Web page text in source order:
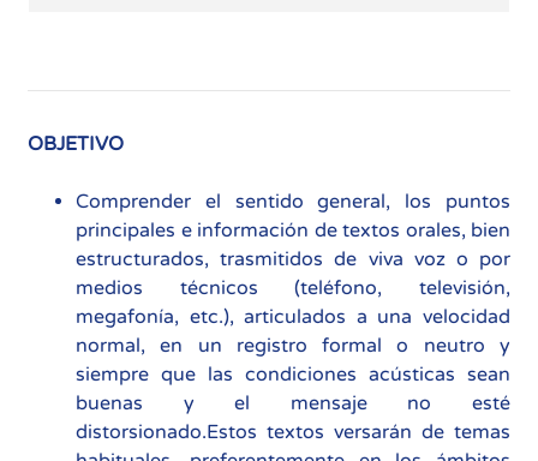
OBJETIVO
Comprender el sentido general, los puntos
principales e información de textos orales, bien
estructurados, trasmitidos de viva voz o por
medios técnicos (teléfono, televisión,
megafonía, etc.), articulados a una velocidad
normal, en un registro formal o neutro y
siempre que las condiciones acústicas sean
buenas y el mensaje no esté
distorsionado.Estos textos versarán de temas